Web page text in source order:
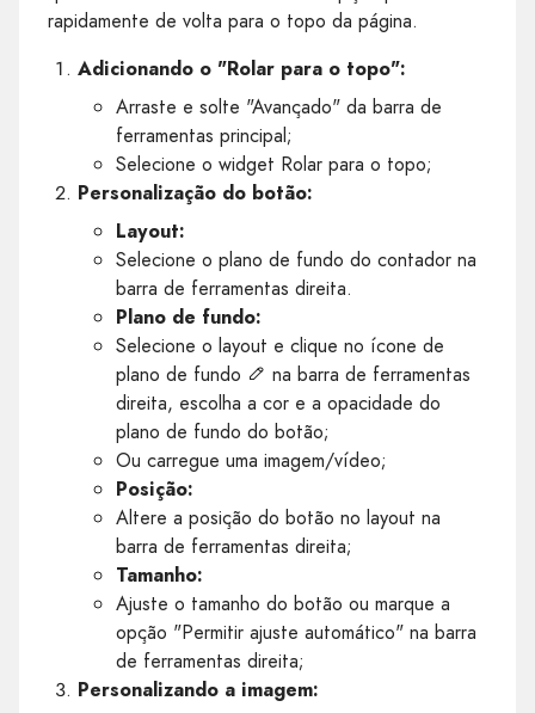
rapidamente de volta para o topo da página.
Adicionando o "Rolar para o topo":
Arraste e solte "Avançado" da barra de
ferramentas principal;
Selecione o widget Rolar para o topo;
Personalização do botão:
Layout:
Selecione o plano de fundo do contador na
barra de ferramentas direita.
Plano de fundo:
Selecione o layout e clique no ícone de
plano de fundo
na barra de ferramentas
direita, escolha a cor e a opacidade do
plano de fundo do botão;
Ou carregue uma imagem/vídeo;
Posição:
Altere a posição do botão no layout na
barra de ferramentas direita;
Tamanho:
Ajuste o tamanho do botão ou marque a
opção "Permitir ajuste automático" na barra
de ferramentas direita;
Personalizando a imagem: